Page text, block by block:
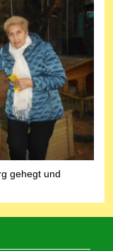
gehegt und